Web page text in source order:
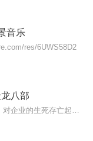
音乐
res/6UWS58D2
八部